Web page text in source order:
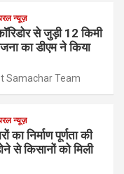
न्यूज़
से जुड़ी 12 किमी
का डीएम ने किया
Samachar Team
न्यूज़
का निर्माण पूर्णता की
से किसानों को मिली